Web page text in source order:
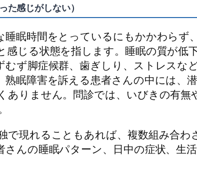
た感じがしない）
睡眠時間をとっているにもかかわらず
感じる状態を指します。睡眠の質が
むず脚症候群、歯ぎしり、ストレスな
熟眠障害を訴える患者さんの中には、
ありません。問診では、いびきの有無
で現れることもあれば、複数組み合
さんの睡眠パターン、日中の症状、生